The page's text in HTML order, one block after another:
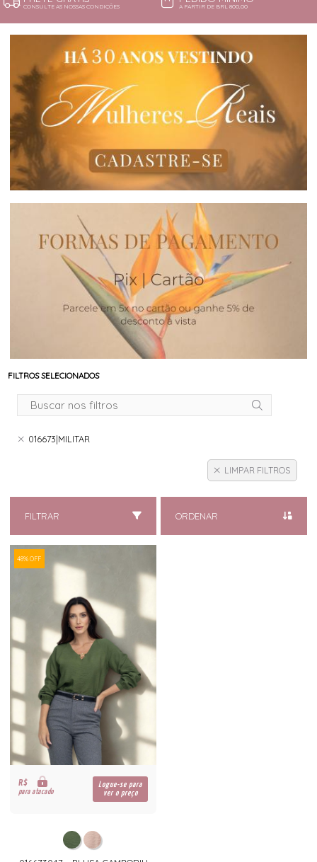
CONSULTE AS NOSSAS CONDIÇÕES A PARTIR DE BRL 800,00
FILTROS SELECIONADOS
016673|MILITAR
LIMPAR FILTROS
FILTRAR ORDENAR
48% OFF
R$
para atacado
Logue-se para
ver o preço